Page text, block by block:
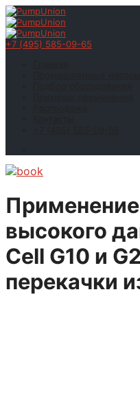
+7 (495) 585-09-65
высокого
Cell G10 и
перекачки